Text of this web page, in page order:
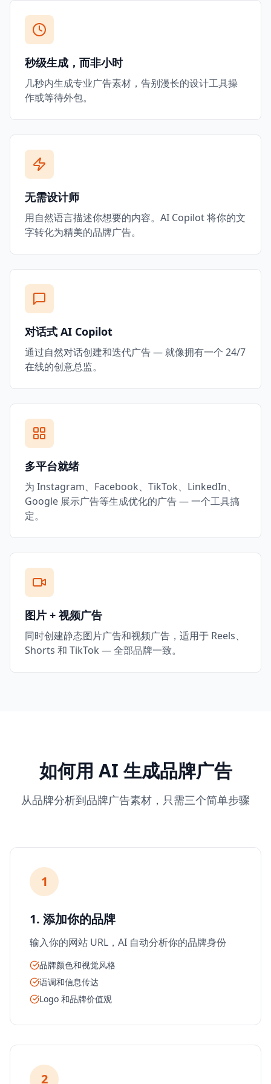
秒级生成，而非小时
几秒内生成专业广告素材，告别漫长的设计工具操
作或等待外包。
无需设计师
用自然语言描述你想要的内容。AI Copilot 将你的文
字转化为精美的品牌广告。
对话式 AI Copilot
通过自然对话创建和迭代广告 — 就像拥有一个 24/7
在线的创意总监。
多平台就绪
为 Instagram、Facebook、TikTok、LinkedIn、
Google 展示广告等生成优化的广告 — 一个工具搞
定。
图片 + 视频广告
同时创建静态图片广告和视频广告，适用于 Reels、
Shorts 和 TikTok — 全部品牌一致。
如何用 AI 生成品牌广告
从品牌分析到品牌广告素材，只需三个简单步骤
1
1. 添加你的品牌
输入你的网站 URL，AI 自动分析你的品牌身份
品牌颜色和视觉风格
语调和信息传达
Logo 和品牌价值观
2